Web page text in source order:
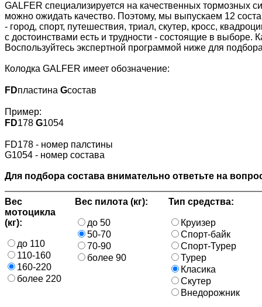
GALFER специализируется на качественных тормозных
можно ожидать качество. Поэтому, мы выпускаем 12
- город, спорт, путешествия, триал, скутер, кросс,
с достоинствами есть и трудности - состоящие в выборе.
Воспользуйтесь экспертной программой ниже для
Колодка GALFER имеет обозначение:
FDпластина Gсостав
Пример:
FD178 G1054
FD178 - номер палстины
G1054 - номер состава
Для подбора состава внимательно ответьте на
Вес
мотоцикла
(кг):
до 110
110-160
160-220
более 220
Вес пилота (кг):
до 50
50-70
70-90
более 90
Тип средства:
Круизер
Спорт-байк
Спорт-Турер
Турер
Класика
Скутер
Внедорожник